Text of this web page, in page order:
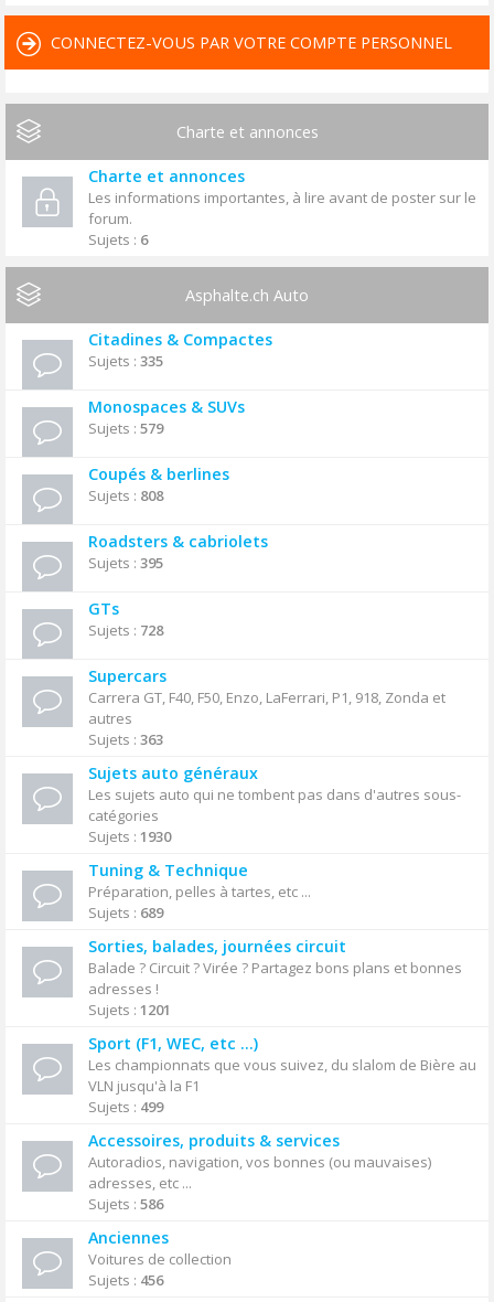
CONNECTEZ-VOUS PAR VOTRE COMPTE PERSONNEL
Charte et annonces
Charte et annonces
Les informations importantes, à lire avant de poster sur le
forum.
Sujets : 6
Asphalte.ch Auto
Citadines & Compactes
Sujets : 335
Monospaces & SUVs
Sujets : 579
Coupés & berlines
Sujets : 808
Roadsters & cabriolets
Sujets : 395
GTs
Sujets : 728
Supercars
Carrera GT, F40, F50, Enzo, LaFerrari, P1, 918, Zonda et
autres
Sujets : 363
Sujets auto généraux
Les sujets auto qui ne tombent pas dans d'autres sous-
catégories
Sujets : 1930
Tuning & Technique
Préparation, pelles à tartes, etc ...
Sujets : 689
Sorties, balades, journées circuit
Balade ? Circuit ? Virée ? Partagez bons plans et bonnes
adresses !
Sujets : 1201
Sport (F1, WEC, etc ...)
Les championnats que vous suivez, du slalom de Bière au
VLN jusqu'à la F1
Sujets : 499
Accessoires, produits & services
Autoradios, navigation, vos bonnes (ou mauvaises)
adresses, etc ...
Sujets : 586
Anciennes
Voitures de collection
Sujets : 456